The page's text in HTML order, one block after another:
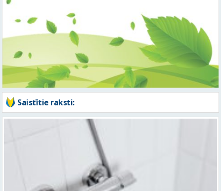
Saistītie raksti: